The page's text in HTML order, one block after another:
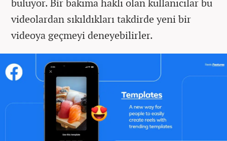
buluyor. Bir bakıma haklı olan kullanıcılar bu
videolardan sıkıldıkları takdirde yeni bir
videoya geçmeyi deneyebilirler.